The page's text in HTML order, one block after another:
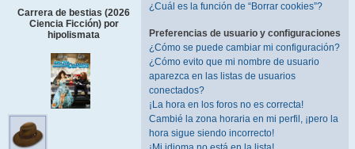
Carrera de bestias (2026
Ciencia Ficción) por
hipolismata
¿Cuál es la función de “Borrar cookies”?
Preferencias de usuario y configuraciones
¿Cómo se puede cambiar mi configuración?
¿Cómo evito que mi nombre de usuario
aparezca en las listas de usuarios
conectados?
¡La hora en los foros no es correcta!
Cambié la zona horaria en mi perfil, ¡pero la
hora sigue siendo incorrecto!